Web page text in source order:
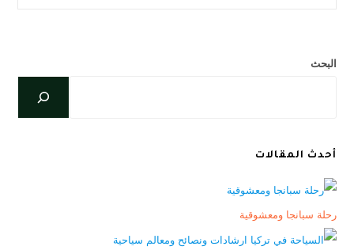
البحث
أحدث المقالات
رحلة سبانجا ومعشوقية